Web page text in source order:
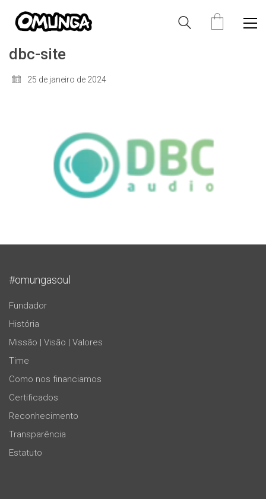
dbc-site
25 de janeiro de 2024
#omungasoul
Fundador
História
Missão | Visão | Valores
Time
Como nos financiamos
Certificados
Reconhecimento
Transparência
Estatuto